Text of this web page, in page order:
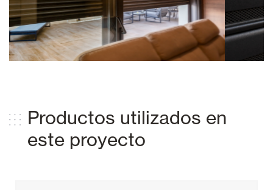
Productos utilizados en
este proyecto